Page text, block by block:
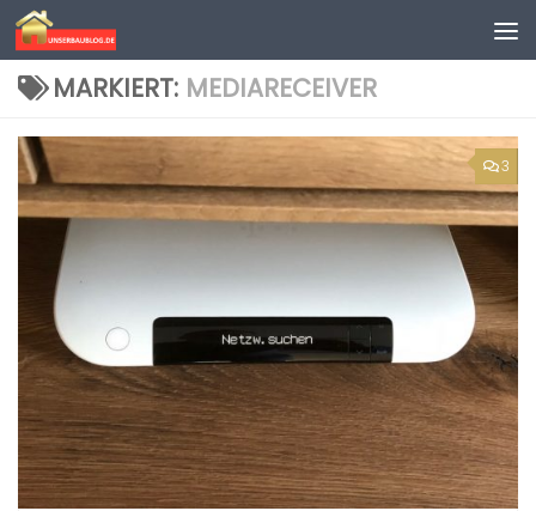
Skip to content
MARKIERT: MEDIARECEIVER
3